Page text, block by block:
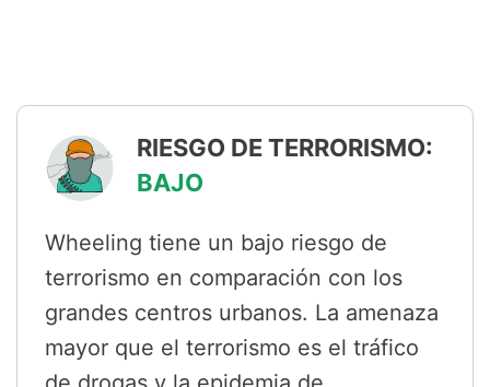
RIESGO DE TERRORISMO:
BAJO
Wheeling tiene un bajo riesgo de
terrorismo en comparación con los
grandes centros urbanos. La amenaza
mayor que el terrorismo es el tráfico